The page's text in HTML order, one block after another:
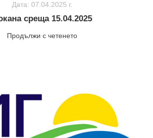
Дата: 07.04.2025 г.
среща 15.04.2025
Продължи с четенето